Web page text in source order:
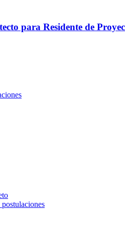
para Residente de
postulaciones